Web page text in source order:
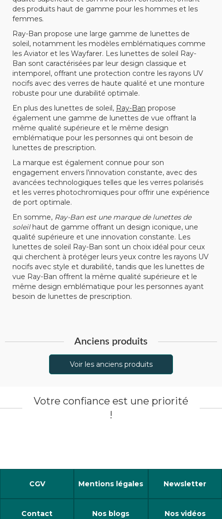
des produits haut de gamme pour les hommes et les
femmes.
Ray-Ban propose une large gamme de lunettes de
soleil, notamment les modèles emblématiques comme
les Aviator et les Wayfarer. Les lunettes de soleil Ray-
Ban sont caractérisées par leur design classique et
intemporel, offrant une protection contre les rayons UV
nocifs avec des verres de haute qualité et une monture
robuste pour une durabilité optimale.
En plus des lunettes de soleil, Ray-Ban propose
également une gamme de lunettes de vue offrant la
même qualité supérieure et le même design
emblématique pour les personnes qui ont besoin de
lunettes de prescription.
La marque est également connue pour son
engagement envers l'innovation constante, avec des
avancées technologiques telles que les verres polarisés
et les verres photochromiques pour offrir une expérience
de port optimale.
En somme, Ray-Ban est une marque de lunettes de
soleilhaut de gamme offrant un design iconique, une
qualité supérieure et une innovation constante. Les
lunettes de soleil Ray-Ban sont un choix idéal pour ceux
qui cherchent à protéger leurs yeux contre les rayons UV
nocifs avec style et durabilité, tandis que les lunettes de
vue Ray-Ban offrent la même qualité supérieure et le
même design emblématique pour les personnes ayant
besoin de lunettes de prescription.
Anciens produits
Voir les anciens produits
Votre confiance est une priorité
!
CGV Mentions légales Newsletter
Contact Nos blogs Nos vidéos